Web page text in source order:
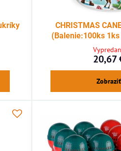
CHRISTMAS
(Balenie:100ks
20,67
Zobraziť